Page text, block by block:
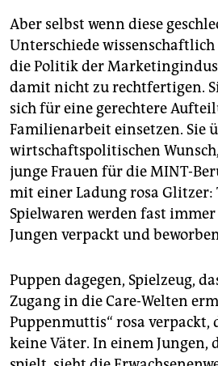
Aber selbst wenn diese
Unterschiede
die Politik der
damit nicht zu rechtfertigen.
sich für eine gerechtere
Familienarbeit einsetzen. Sie
wirtschaftspolitischen
junge Frauen für die MINT-
mit einer Ladung rosa Glitzer:
Spielwaren werden fast
Jungen verpackt und
Puppen dagegen, Spielzeug,
Zugang in die Care-Welten
Puppenmuttis“ rosa verpackt,
keine Väter. In einem Jungen,